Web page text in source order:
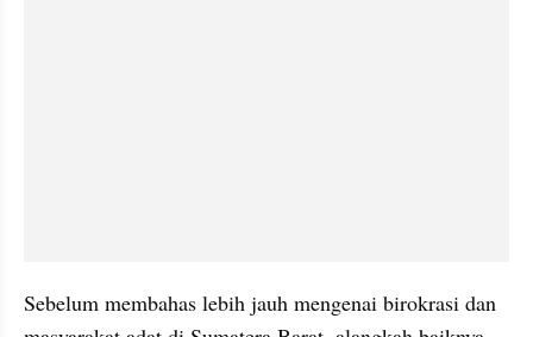
Sebelum membahas lebih jauh mengenai birokrasi dan